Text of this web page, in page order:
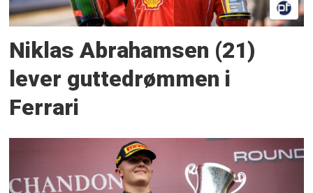
Niklas Abrahamsen (21)
lever guttedrømmen i
Ferrari